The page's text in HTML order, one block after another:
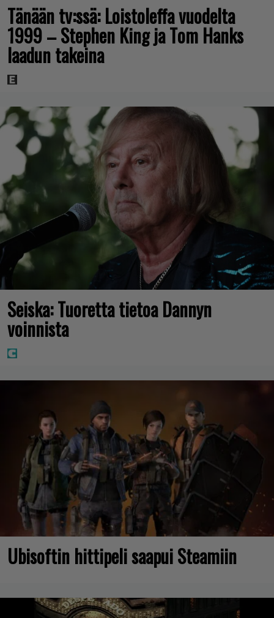
Tänään tv:ssä: Loistoleffa vuodelta
1999 – Stephen King ja Tom Hanks
laadun takeina
Seiska: Tuoretta tietoa Dannyn
voinnista
Ubisoftin hittipeli saapui Steamiin